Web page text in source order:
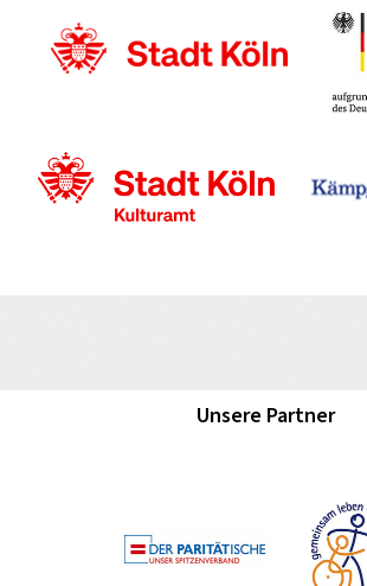
Unsere Partner